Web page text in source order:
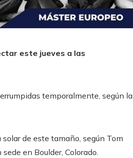
este jueves a las
temporalmente, según la
de este tamaño, según Tom
en Boulder, Colorado.